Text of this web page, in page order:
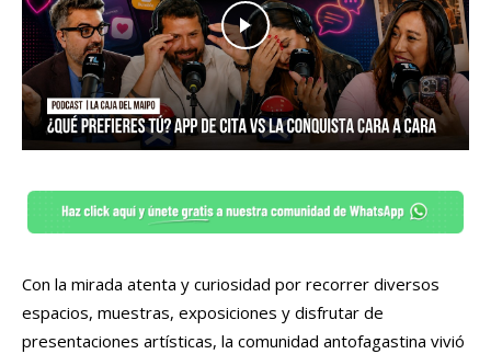
Con la mirada atenta y curiosidad por recorrer diversos
espacios, muestras, exposiciones y disfrutar de
presentaciones artísticas, la comunidad antofagastina vivió